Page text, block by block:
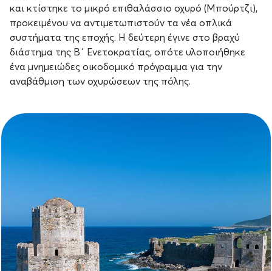
και κτίστηκε το μικρό επιθαλάσσιο οχυρό (Μπούρτζι),
προκειμένου να αντιμετωπιστούν τα νέα οπλικά
συστήματα της εποχής. Η δεύτερη έγινε στο βραχύ
διάστημα της Β΄ Ενετοκρατίας, οπότε υλοποιήθηκε
ένα μνημειώδες οικοδομικό πρόγραμμα για την
αναβάθμιση των οχυρώσεων της πόλης.